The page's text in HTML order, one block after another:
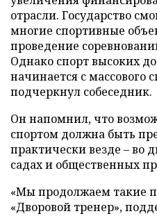
отрасли. Государство
многие спортивные
проведение
Однако спорт высоких
начинается с массового
подчеркнул собеседник.
Он напомнил, что
спортом должна быть
практически везде – во
садах и общественных
«Мы продолжаем такие
«Дворовой тренер»,